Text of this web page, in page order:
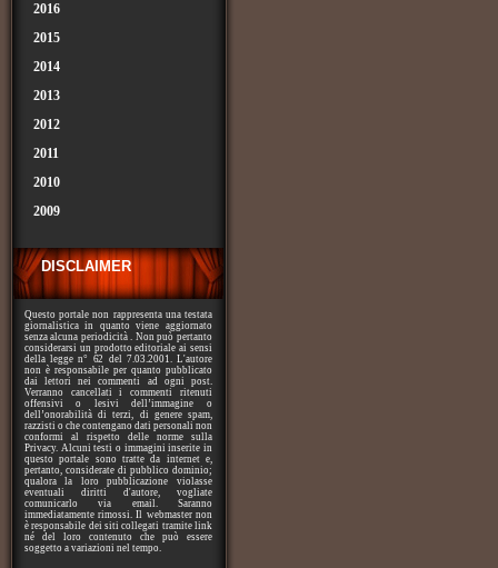
2016
2015
2014
2013
2012
2011
2010
2009
DISCLAIMER
Questo portale non rappresenta una testata
giornalistica in quanto viene aggiornato
senza alcuna periodicità . Non può pertanto
considerarsi un prodotto editoriale ai sensi
della legge n° 62 del 7.03.2001. L'autore
non è responsabile per quanto pubblicato
dai lettori nei commenti ad ogni post.
Verranno cancellati i commenti ritenuti
offensivi o lesivi dell’immagine o
dell’onorabilità di terzi, di genere spam,
razzisti o che contengano dati personali non
conformi al rispetto delle norme sulla
Privacy. Alcuni testi o immagini inserite in
questo portale sono tratte da internet e,
pertanto, considerate di pubblico dominio;
qualora la loro pubblicazione violasse
eventuali diritti d'autore, vogliate
comunicarlo via email. Saranno
immediatamente rimossi. Il webmaster non
è responsabile dei siti collegati tramite link
né del loro contenuto che può essere
soggetto a variazioni nel tempo.